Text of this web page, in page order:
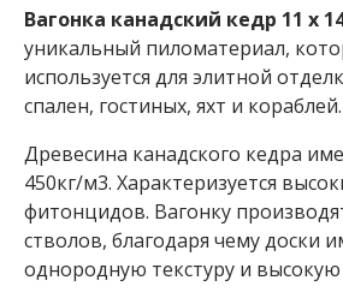
В
г
о
н
к
Вагонка канадский кедр 11 x
уникальный пиломатериал,
используется для элитной
спален, гостиных, яхт и кораблей.
Древесина канадского кедра
450кг/м3. Характеризуется
фитонцидов. Вагонку
стволов, благодаря чему доски
однородную текстуру и